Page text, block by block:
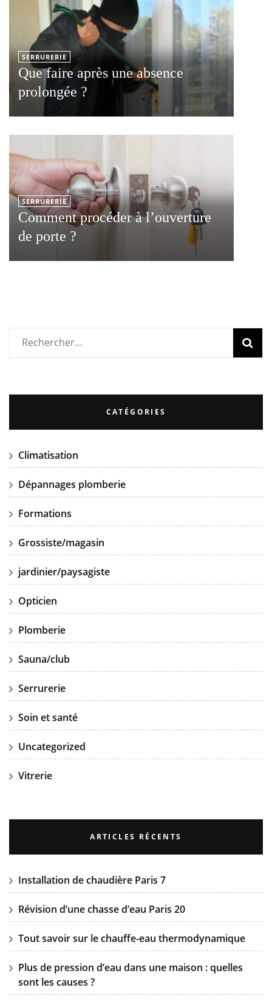
SERRURERIE
Que faire après une absence
prolongée ?
SERRURERIE
Comment procéder à l’ouverture
de porte ?
Rechercher :
CATÉGORIES
Climatisation
Dépannages plomberie
Formations
Grossiste/magasin
jardinier/paysagiste
Opticien
Plomberie
Sauna/club
Serrurerie
Soin et santé
Uncategorized
Vitrerie
ARTICLES RÉCENTS
Installation de chaudière Paris 7
Révision d’une chasse d’eau Paris 20
Tout savoir sur le chauffe-eau thermodynamique
Plus de pression d’eau dans une maison : quelles
sont les causes ?